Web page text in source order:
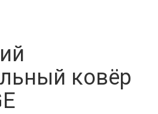
ковёр